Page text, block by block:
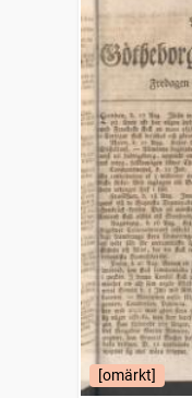
[omärkt]